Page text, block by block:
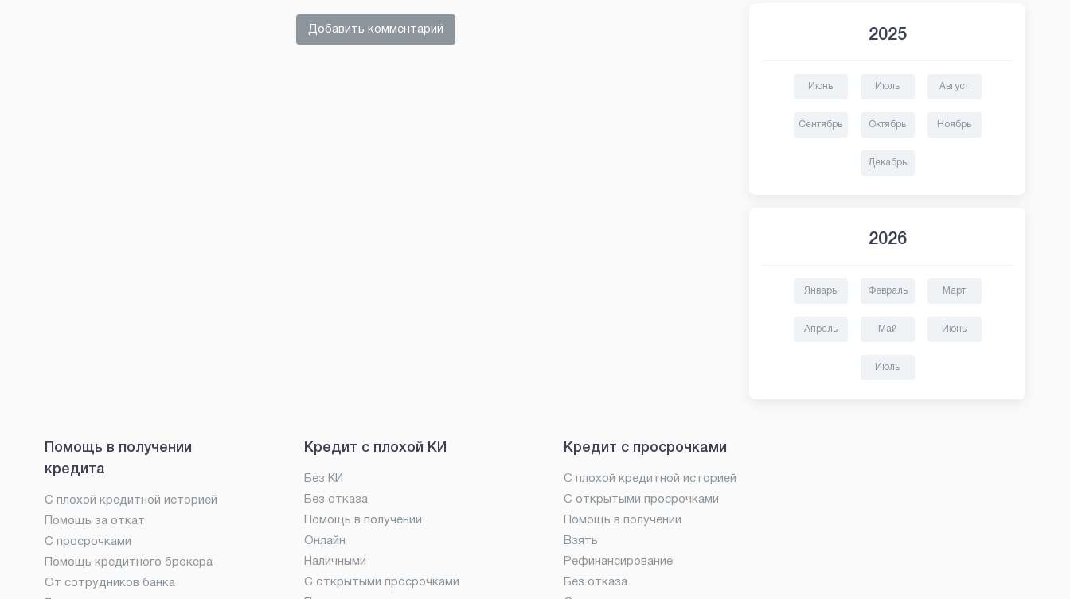
Добавить комментарий 2025
Июнь Июль Август
Сентябрь Октябрь Ноябрь
Декабрь
2026
Январь Февраль Март
Апрель Май Июнь
Июль
Помощь в получении
кредита
С плохой кредитной историей
Помощь за откат
С просрочками
Помощь кредитного брокера
От сотрудников банка
Кредит с плохой КИ
Без КИ
Без отказа
Помощь в получении
Онлайн
Наличными
С открытыми просрочками
Кредит с просрочками
С плохой кредитной историей
С открытыми просрочками
Помощь в получении
Взять
Рефинансирование
Без отказа